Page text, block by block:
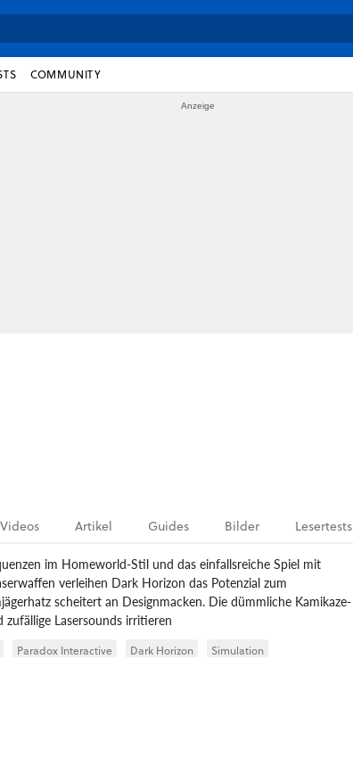
COMMUNITY
Videos Artikel Guides Bilder Lesertests
im Homeworld-Stil und das einfallsreiche Spiel mit
verleihen Dark Horizon das Potenzial zum
scheitert an Designmacken. Die dümmliche Kamikaze-
Lasersounds irritieren
Paradox Interactive Dark Horizon Simulation